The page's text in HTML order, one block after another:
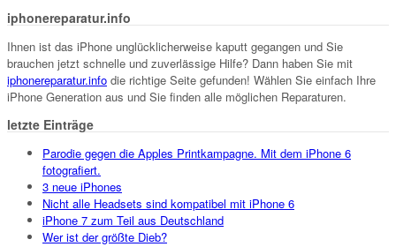
iphonereparatur.info
Ihnen ist das iPhone unglücklicherweise kaputt gegangen und Sie
brauchen jetzt schnelle und zuverlässige Hilfe? Dann haben Sie mit
iphonereparatur.info die richtige Seite gefunden! Wählen Sie einfach Ihre
iPhone Generation aus und Sie finden alle möglichen Reparaturen.
letzte Einträge
Parodie gegen die Apples Printkampagne. Mit dem iPhone 6
fotografiert.
3 neue iPhones
Nicht alle Headsets sind kompatibel mit iPhone 6
iPhone 7 zum Teil aus Deutschland
Wer ist der größte Dieb?